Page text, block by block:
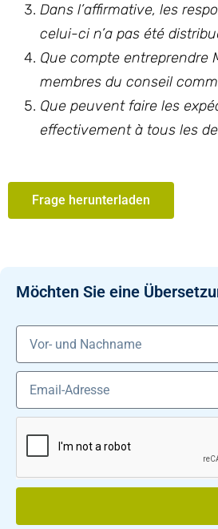
Dans l’affirmative, les
celui-ci n’a pas été
Que compte entreprendre
membres du conseil
Que peuvent faire les
effectivement à tous les
Frage herunterladen
Möchten Sie eine